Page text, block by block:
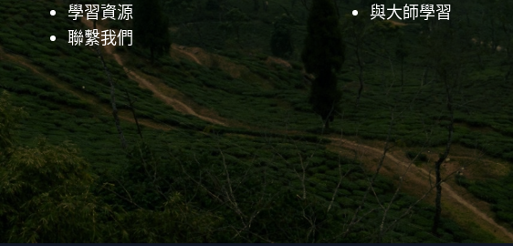
學習資源
聯繫我們
與大師學習
Facebook